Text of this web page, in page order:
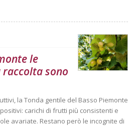
le
sono
la Tonda gentile del Basso Piemonte
carichi di frutti più consistenti e
avariate. Restano però le incognite di